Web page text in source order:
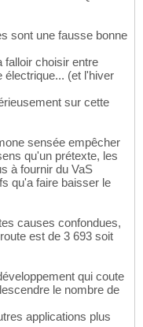
sont une fausse bonne
falloir choisir entre
électrique... (et l'hiver
sur cette
sensée empêcher
qu'un prétexte, les
à fournir du VaS
qu'a faire baisser le
causes confondues,
est de 3 693 soit
qui coute
le nombre de
applications plus